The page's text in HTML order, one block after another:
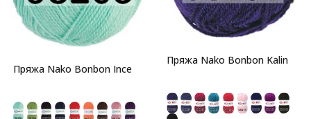
Пряжа Nako Bonbon Ince
Пряжа Nako Bonbon Kalin